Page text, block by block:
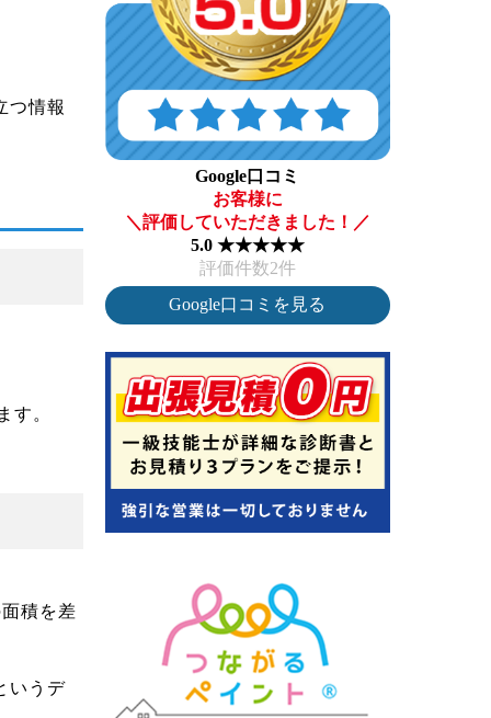
つ情報
す。
積を差
いうデ
Google口コミ
お客様に
＼評価していただきました！／
5.0 ★★★★★
評価件数2件
Google口コミを見る